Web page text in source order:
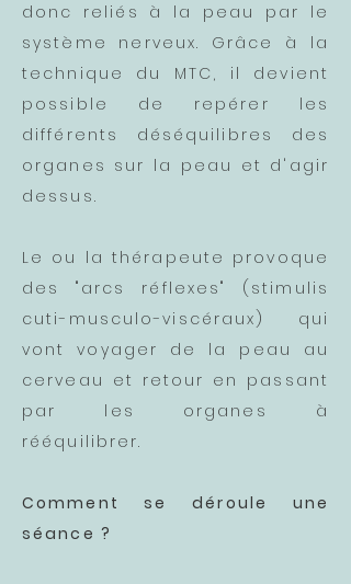
donc reliés à la peau par le
système nerveux. Grâce à la
technique du MTC, il devient
possible de repérer les
différents déséquilibres des
organes sur la peau et d'agir
dessus.
Le ou la thérapeute provoque
des "arcs réflexes" (stimulis
cuti-musculo-viscéraux) qui
vont voyager de la peau au
cerveau et retour en passant
par les organes à
rééquilibrer.
Comment se déroule une
séance ?